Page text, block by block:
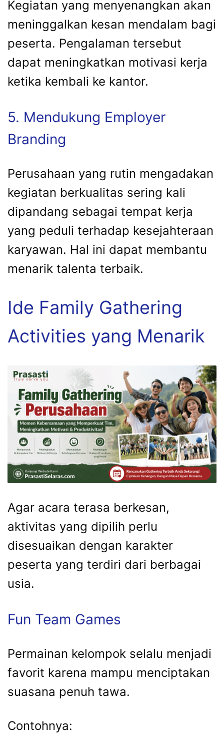
Kegiatan yang menyenangkan akan
meninggalkan kesan mendalam bagi
peserta. Pengalaman tersebut
dapat meningkatkan motivasi kerja
ketika kembali ke kantor.
5. Mendukung Employer
Branding
Perusahaan yang rutin mengadakan
kegiatan berkualitas sering kali
dipandang sebagai tempat kerja
yang peduli terhadap kesejahteraan
karyawan. Hal ini dapat membantu
menarik talenta terbaik.
Ide Family Gathering
Activities yang Menarik
Agar acara terasa berkesan,
aktivitas yang dipilih perlu
disesuaikan dengan karakter
peserta yang terdiri dari berbagai
usia.
Fun Team Games
Permainan kelompok selalu menjadi
favorit karena mampu menciptakan
suasana penuh tawa.
Contohnya: